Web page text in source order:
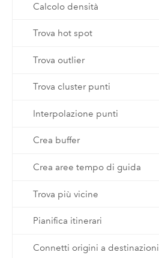
Calcolo densità
Trova hot spot
Trova outlier
Trova cluster punti
Interpolazione punti
Crea buffer
Crea aree tempo di guida
Trova più vicine
Pianifica itinerari
Connetti origini a destinazioni